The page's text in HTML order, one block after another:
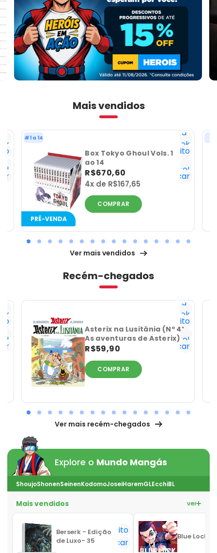
Mais vendidos
Lista
Geek
Favorito
Já
tenho!
Notificar
#1 a 14
Box Tokyo Ghoul Vols. 1
ao 14
R$670,60
4x de R$167,65
COMPRAR
PRÉ-VENDA
Ver mais vendidos
Recém-chegados
Lista
Geek
Favorito
Já
tenho!
Notificar
Asterix na Lusitânia (Nº 41
As aventuras de Asterix)
R$59,90
COMPRAR
Ver mais recém-chegados
Explore o Mundo Mangás
ShoujoShonenSeinenKodomoJoseiHaremGLEcchiBL
Mais vendidos ver mais
Berserk - Edição
de Luxo- 35
Favorito
Notificar
Blue Lock